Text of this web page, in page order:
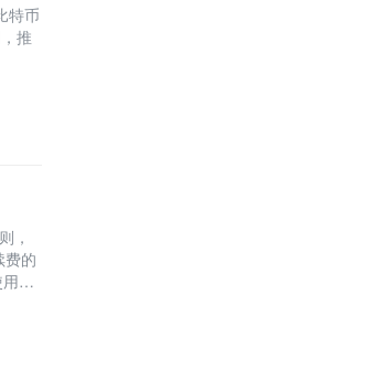
特币
推
，
费的
协